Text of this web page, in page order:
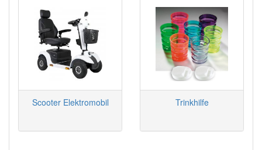
Scooter Elektromobil Trinkhilfe